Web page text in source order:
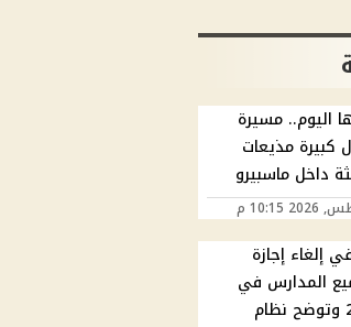
اليوم.. مسيرة
كبيرة مذيعات
داخل ماسبيرو
إلغاء إجازة
المدارس في
2026/2027 وتوضح نظام